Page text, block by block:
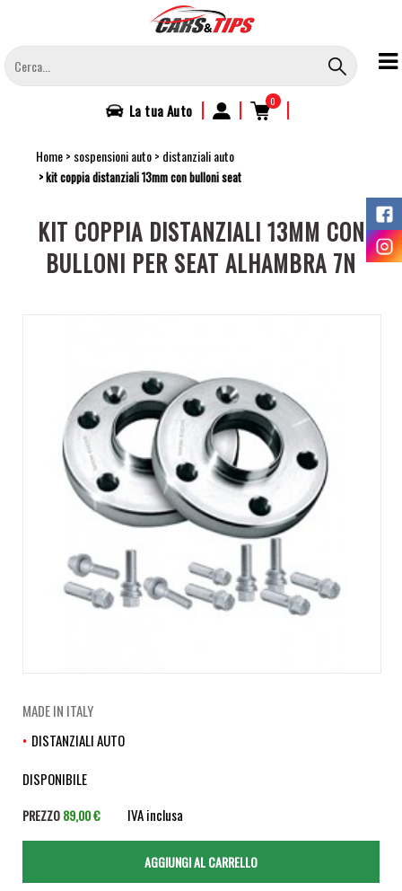
contenuto
principale
La tuaAuto | | 0 |
Home sospensioni auto distanziali auto
kit coppia distanziali 13mm con bulloni seat
KIT COPPIA DISTANZIALI 13MM CON
BULLONI PER SEAT ALHAMBRA 7N
MADE IN ITALY
DISTANZIALI AUTO
DISPONIBILE
PREZZO89,00 € IVA inclusa